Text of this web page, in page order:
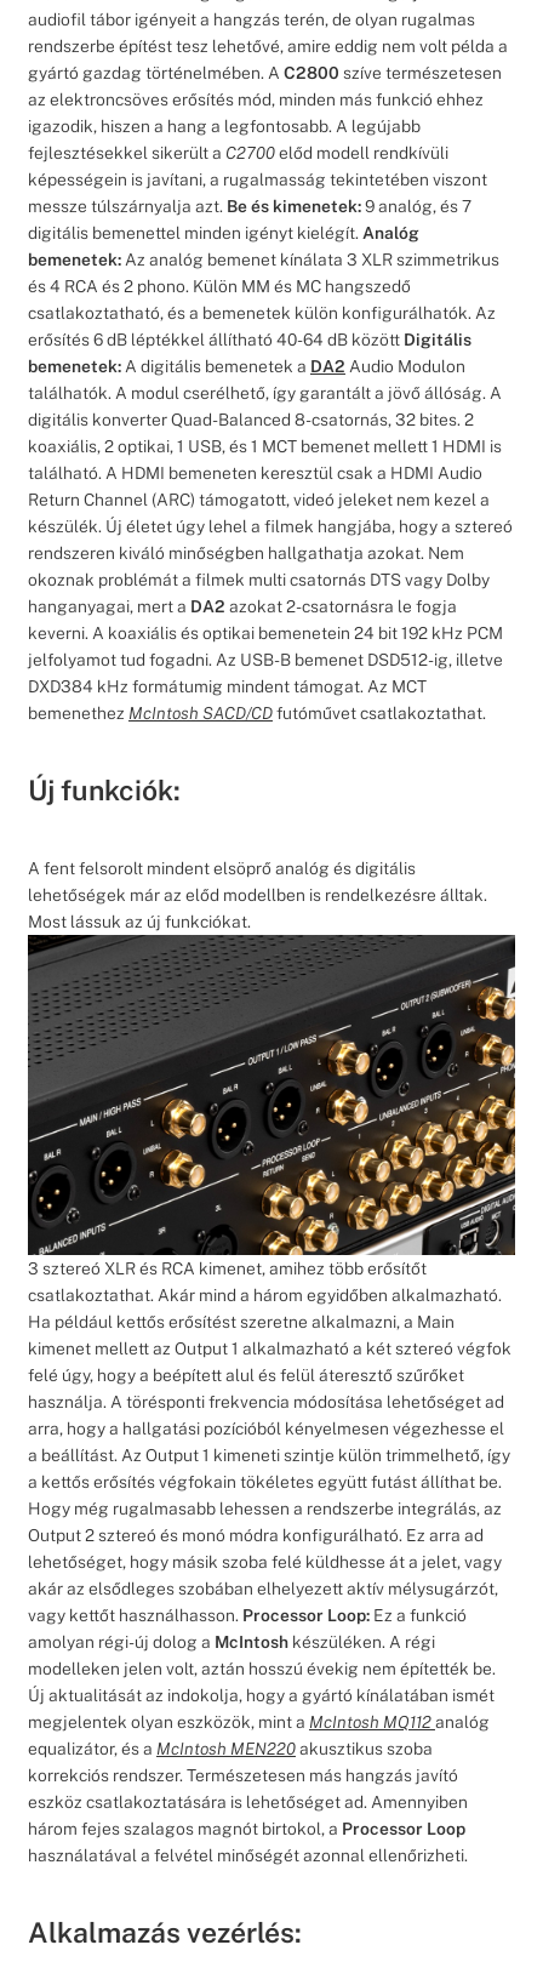
audiofil tábor igényeit a hangzás terén, de olyan rugalmas
rendszerbe építést tesz lehetővé, amire eddig nem volt példa a
gyártó gazdag történelmében. A C2800 szíve természetesen
az elektroncsöves erősítés mód, minden más funkció ehhez
igazodik, hiszen a hang a legfontosabb. A legújabb
fejlesztésekkel sikerült a C2700előd modell rendkívüli
képességein is javítani, a rugalmasság tekintetében viszont
messze túlszárnyalja azt. Be és kimenetek:9 analóg, és 7
digitális bemenettel minden igényt kielégít. Analóg
bemenetek:Az analóg bemenet kínálata 3 XLR szimmetrikus
és 4 RCA és 2 phono. Külön MM és MC hangszedő
csatlakoztatható, és a bemenetek külön konfigurálhatók. Az
erősítés 6 dB léptékkel állítható 40-64 dB között Digitális
bemenetek:A digitális bemenetek a DA2 Audio Modulon
találhatók. A modul cserélhető, így garantált a jövő állóság. A
digitális konverter Quad-Balanced 8-csatornás, 32 bites. 2
koaxiális, 2 optikai, 1 USB, és 1 MCT bemenet mellett 1 HDMI is
található. A HDMI bemeneten keresztül csak a HDMI Audio
Return Channel (ARC) támogatott, videó jeleket nem kezel a
készülék. Új életet úgy lehel a filmek hangjába, hogy a sztereó
rendszeren kiváló minőségben hallgathatja azokat. Nem
okoznak problémát a filmek multi csatornás DTS vagy Dolby
hanganyagai, mert a DA2 azokat 2-csatornásra le fogja
keverni. A koaxiális és optikai bemenetein 24 bit 192 kHz PCM
jelfolyamot tud fogadni. Az USB-B bemenet DSD512-ig, illetve
DXD384 kHz formátumig mindent támogat. Az MCT
bemenethez McIntosh SACD/CDfutóművet csatlakoztathat.
Új funkciók:
A fent felsorolt mindent elsöprő analóg és digitális
lehetőségek már az előd modellben is rendelkezésre álltak.
Most lássuk az új funkciókat.
3 sztereó XLR és RCA kimenet, amihez több erősítőt
csatlakoztathat. Akár mind a három egyidőben alkalmazható.
Ha például kettős erősítést szeretne alkalmazni, a Main
kimenet mellett az Output 1 alkalmazható a két sztereó végfok
felé úgy, hogy a beépített alul és felül áteresztő szűrőket
használja. A törésponti frekvencia módosítása lehetőséget ad
arra, hogy a hallgatási pozícióból kényelmesen végezhesse el
a beállítást. Az Output 1 kimeneti szintje külön trimmelhető, így
a kettős erősítés végfokain tökéletes együtt futást állíthat be.
Hogy még rugalmasabb lehessen a rendszerbe integrálás, az
Output 2 sztereó és monó módra konfigurálható. Ez arra ad
lehetőséget, hogy másik szoba felé küldhesse át a jelet, vagy
akár az elsődleges szobában elhelyezett aktív mélysugárzót,
vagy kettőt használhasson. Processor Loop:Ez a funkció
amolyan régi-új dolog a McIntoshkészüléken. A régi
modelleken jelen volt, aztán hosszú évekig nem építették be.
Új aktualitását az indokolja, hogy a gyártó kínálatában ismét
megjelentek olyan eszközök, mint a McIntosh MQ112analóg
equalizátor, és a McIntosh MEN220akusztikus szoba
korrekciós rendszer. Természetesen más hangzás javító
eszköz csatlakoztatására is lehetőséget ad. Amennyiben
három fejes szalagos magnót birtokol, a Processor Loop
használatával a felvétel minőségét azonnal ellenőrizheti.
Alkalmazás vezérlés: